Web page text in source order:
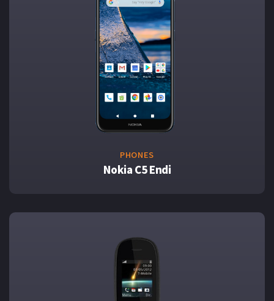
PHONES
Nokia C5 Endi